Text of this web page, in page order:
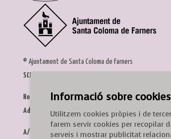
© Ajuntament de Santa Coloma de Farners
SCF Cultura
Horari de la Casa de la Paraula: de dilluns a dissabte, de 9
Adreça
: c. del Prat, 16, 17430 Santa Coloma de Farners
A/e: cultura@scf.cat
Informació sobre cookies
Utilitzem cookies pròpies i de
farem servir cookies per recopilar
serveis i mostrar publicitat